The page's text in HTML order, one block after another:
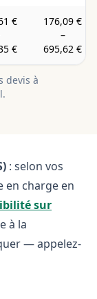
€
€
176,09 €
–
695,62 €
devis à
: selon vos
en charge en
sur
à la
— appelez-